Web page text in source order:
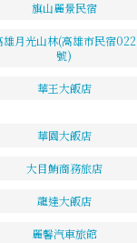
旗山麗景民宿
雄月光山林(高雄市民宿022
號)
華王大飯店
華園大飯店
大目鮪商務旅店
龍達大飯店
麗馨汽車旅館